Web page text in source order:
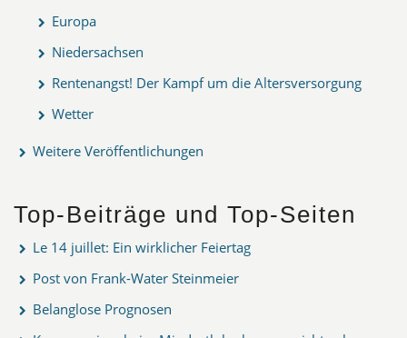
Europa
Niedersachsen
Rentenangst! Der Kampf um die Altersversorgung
Wetter
Weitere Veröffentlichungen
Top-Beiträge und Top-Seiten
Le 14 juillet: Ein wirklicher Feiertag
Post von Frank-Water Steinmeier
Belanglose Prognosen